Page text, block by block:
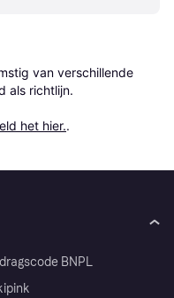
van verschillende
als richtlijn.
het hier..
BNPL